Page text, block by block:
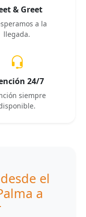
& Greet
a la
llegada.
24/7
siempre
el
a